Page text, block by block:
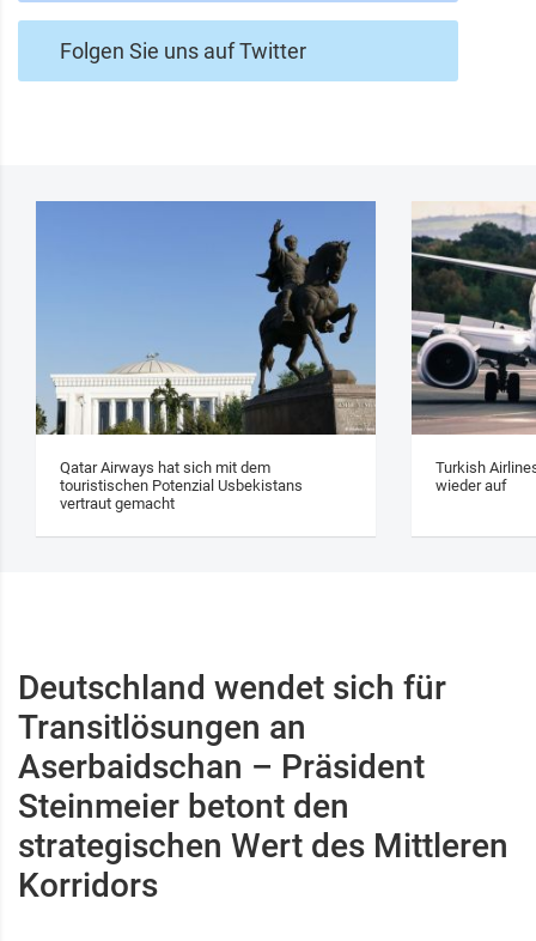
Folgen Sie uns auf Twitter
Qatar Airways hat sich mit dem
touristischen Potenzial Usbekistans
vertraut gemacht
Turkish
wieder auf
Deutschland wendet sich für
Transitlösungen an
Aserbaidschan – Präsident
Steinmeier betont den
strategischen Wert des Mittleren
Korridors